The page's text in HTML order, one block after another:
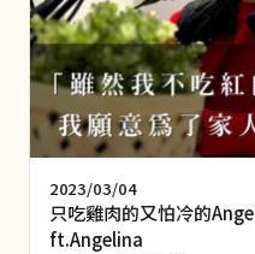
2023/03/04
只吃雞肉的又怕冷的
ft.Angelina